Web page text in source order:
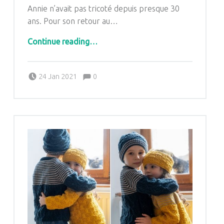
Annie n’avait pas tricoté depuis presque 30
ans. Pour son retour au…
Continue reading…
24 Jan 2021
Pascale G&-BdC-WKF
Comments:0